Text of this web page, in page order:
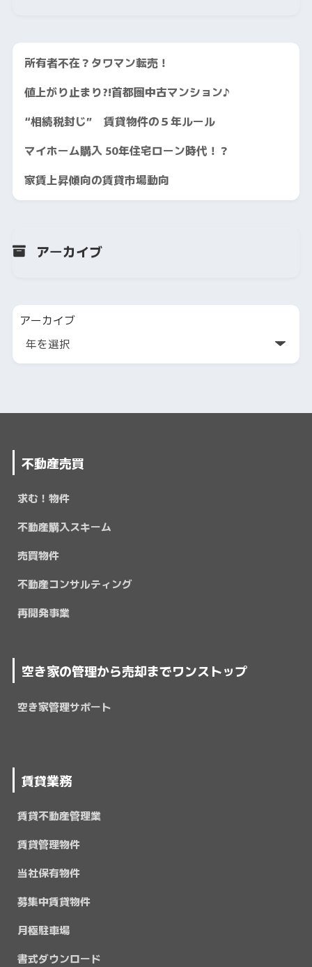
所有者不在？タワマン転売！
値上がり止まり?!首都圏中古マンション♪
“相続税封じ” 賃貸物件の５年ルール
マイホーム購入 50年住宅ローン時代！？
家賃上昇傾向の賃貸市場動向
アーカイブ
アーカイブ
不動産売買
求む！物件
不動産購入スキーム
売買物件
不動産コンサルティング
再開発事業
空き家の管理から売却までワンストップ
空き家管理サポート
賃貸業務
賃貸不動産管理業
賃貸管理物件
当社保有物件
募集中賃貸物件
月極駐車場
書式ダウンロード